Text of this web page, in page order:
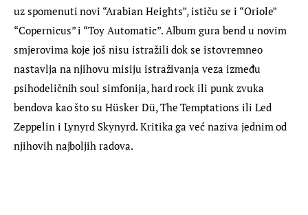
uz spomenuti novi “Arabian Heights”, ističu se i “Oriole”
“Copernicus” i “Toy Automatic”. Album gura bend u novim
smjerovima koje još nisu istražili dok se istovremneo
nastavlja na njihovu misiju istraživanja veza između
psihodeličnih soul simfonija, hard rock ili punk zvuka
bendova kao što su Hüsker Dü, The Temptations ili Led
Zeppelin i Lynyrd Skynyrd. Kritika ga već naziva jednim od
njihovih najboljih radova.